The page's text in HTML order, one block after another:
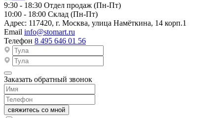
9:30 - 18:30 Отдел продаж (Пн-Пт)
10:00 - 18:00 Склад (Пн-Пт)
Адрес: 117420, г. Москва, улица Намёткина, 14 корп.1
Email info@stomart.ru
Телефон 8 495 646 01 56
Заказать обратный звонок
свяжитесь со мной